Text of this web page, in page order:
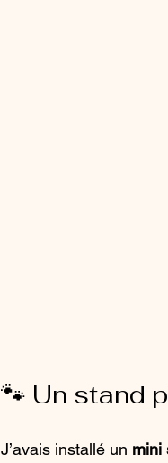
🐾 Un stand
J’avais installé un mini